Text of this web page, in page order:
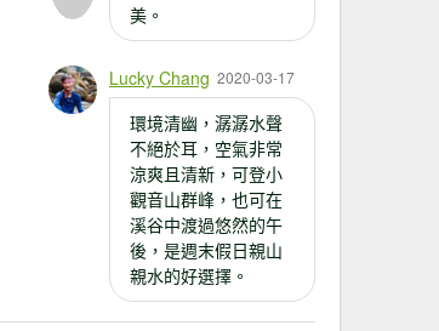
美。
Lucky Chang 2020-03-17
環境清幽，潺潺水聲
不絕於耳，空氣非常
涼爽且清新，可登小
觀音山群峰，也可在
溪谷中渡過悠然的午
後，是週末假日親山
親水的好選擇。